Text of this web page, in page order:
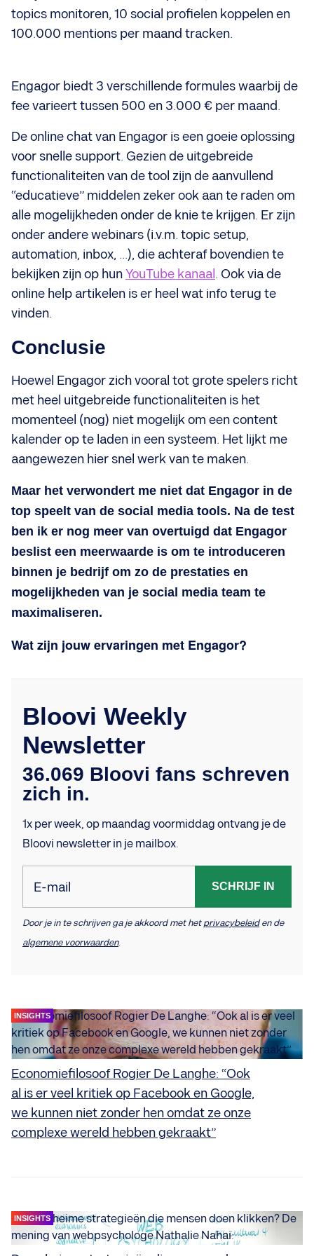
topics monitoren, 10 social profielen koppelen en
100.000 mentions per maand tracken.
Engagor biedt 3 verschillende formules waarbij de
fee varieert tussen 500 en 3.000 € per maand.
De online chat van Engagor is een goeie oplossing
voor snelle support. Gezien de uitgebreide
functionaliteiten van de tool zijn de aanvullend
“educatieve” middelen zeker ook aan te raden om
alle mogelijkheden onder de knie te krijgen. Er zijn
onder andere webinars (i.v.m. topic setup,
automation, inbox, ...), die achteraf bovendien te
bekijken zijn op hunYouTube kanaal . Ook via de
online help artikelen is er heel wat info terug te
vinden.
Conclusie
Hoewel Engagor zich vooral tot grote spelers richt
met heel uitgebreide functionaliteiten is het
momenteel (nog) niet mogelijk om een content
kalender op te laden in een systeem. Het lijkt me
aangewezen hier snel werk van te maken.
Maar het verwondert me niet dat Engagor in de
top speelt van de social media tools. Na de test
ben ik er nog meer van overtuigd dat Engagor
beslist een meerwaarde is om te introduceren
binnen je bedrijf om zo de prestaties en
mogelijkheden van je social media team te
maximaliseren.
Wat zijn jouw ervaringen met Engagor?
Bloovi Weekly
Newsletter
36.069 Bloovi fans schreven
zich in.
1x per week, op maandag voormiddag ontvang je de
Bloovi newsletter in je mailbox.
E-mail SCHRIJF IN
Door je in te schrijven ga je akkoord met hetprivacybeleiden de
algemene voorwaarden.
INSIGHTS
Economiefilosoof Rogier De Langhe: “Ook
al is er veel kritiek op Facebook en Google,
we kunnen niet zonder hen omdat ze onze
complexe wereld hebben gekraakt”
INSIGHTS